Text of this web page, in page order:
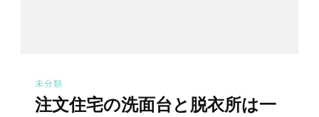
未分類
注文住宅の洗面台と脱衣所は一